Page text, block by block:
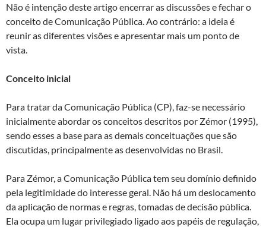
Não é intenção deste artigo encerrar as discussões e fechar o
conceito de Comunicação Pública. Ao contrário: a ideia é
reunir as diferentes visões e apresentar mais um ponto de
vista.
Conceito inicial
Para tratar da Comunicação Pública (CP), faz-se necessário
inicialmente abordar os conceitos descritos por Zémor (1995),
sendo esses a base para as demais conceituações que são
discutidas, principalmente as desenvolvidas no Brasil.
Para Zémor, a Comunicação Pública tem seu domínio definido
pela legitimidade do interesse geral. Não há um deslocamento
da aplicação de normas e regras, tomadas de decisão pública.
Ela ocupa um lugar privilegiado ligado aos papéis de regulação,